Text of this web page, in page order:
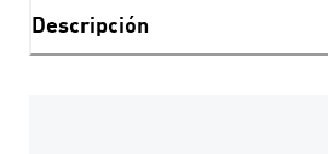
Descripción